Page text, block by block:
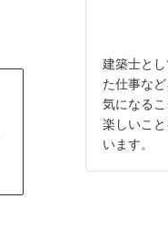
建築士と
た仕事など
気になる
楽しいこ
います。